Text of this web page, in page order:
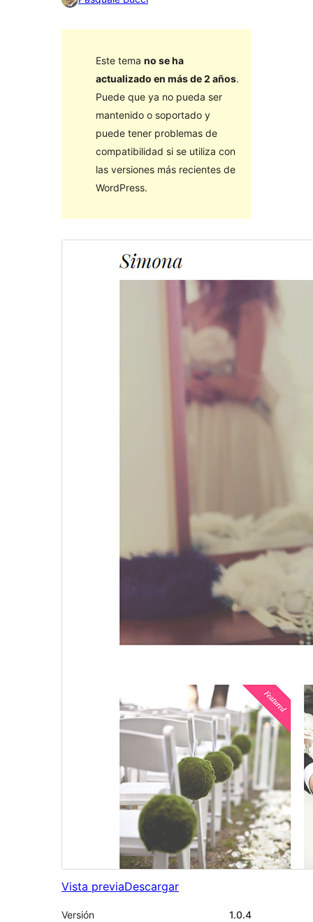
Este tema no se ha
actualizado en más de 2 años.
Puede que ya no pueda ser
mantenido o soportado y
puede tener problemas de
compatibilidad si se utiliza con
las versiones más recientes de
WordPress.
Vista previaDescargar
Versión
1.0.4